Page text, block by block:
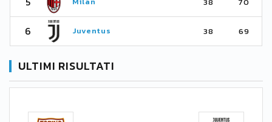
6 Juventus 38 69
ULTIMI RISULTATI